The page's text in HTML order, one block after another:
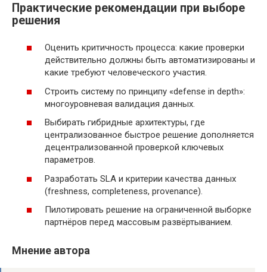
Практические рекомендации при выборе
решения
Оценить критичность процесса: какие проверки
действительно должны быть автоматизированы и
какие требуют человеческого участия.
Строить систему по принципу «defense in depth»:
многоуровневая валидация данных.
Выбирать гибридные архитектуры, где
централизованное быстрое решение дополняется
децентрализованной проверкой ключевых
параметров.
Разработать SLA и критерии качества данных
(freshness, completeness, provenance).
Пилотировать решение на ограниченной выборке
партнёров перед массовым развёртыванием.
Мнение автора